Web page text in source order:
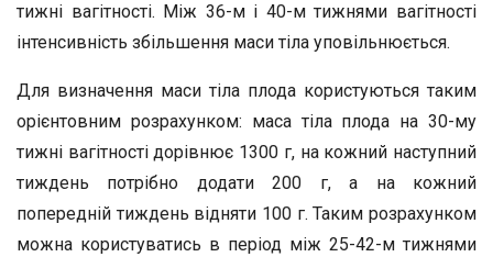
тижні вагітності. Між 36-м і 40-м тижнями вагітності
інтенсивність збільшення маси тіла уповільнюється.
Для визначення маси тіла плода користуються таким
орієнтовним розрахунком: маса тіла плода на 30-му
тижні вагітності дорівнює 1300 г, на кожний наступний
тиждень потрібно додати 200 г, а на кожний
попередній тиждень відняти 100 г. Таким розрахунком
можна користуватись в період між 25-42-м тижнями